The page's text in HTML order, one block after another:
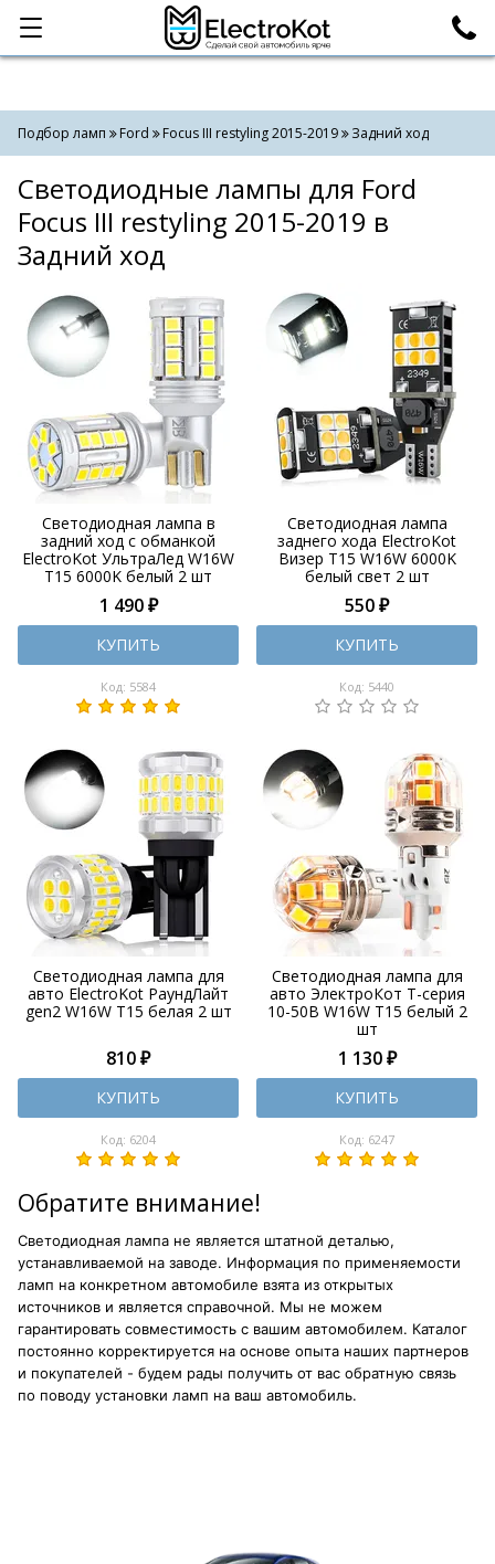
Категории Поиск
Подбор ламп Ford Focus III restyling 2015-2019 Задний ход
Светодиодные лампы для Ford
Focus III restyling 2015-2019 в
Задний ход
Светодиодная лампа в
задний ход с обманкой
ElectroKot УльтраЛед W16W
T15 6000K белый 2 шт
1 490 ₽
КУПИТЬ
Код: 5584
Светодиодная лампа
заднего хода ElectroKot
Визер T15 W16W 6000K
белый свет 2 шт
550 ₽
КУПИТЬ
Код: 5440
Светодиодная лампа для
авто ElectroKot РаундЛайт
gen2 W16W T15 белая 2 шт
810 ₽
КУПИТЬ
Код: 6204
Светодиодная лампа для
авто ЭлектроКот Т-серия
10-50В W16W T15 белый 2
шт
1 130 ₽
КУПИТЬ
Код: 6247
Обратите внимание!
Светодиодная лампа не является штатной деталью,
устанавливаемой на заводе. Информация по применяемости
ламп на конкретном автомобиле взята из открытых
источников и является справочной. Мы не можем
гарантировать совместимость с вашим автомобилем. Каталог
постоянно корректируется на основе опыта наших партнеров
и покупателей - будем рады получить от вас обратную связь
по поводу установки ламп на ваш автомобиль.